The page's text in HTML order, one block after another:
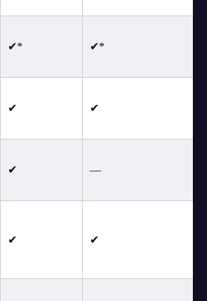
✔* ✔*
✔ ✔
✔ —
✔ ✔